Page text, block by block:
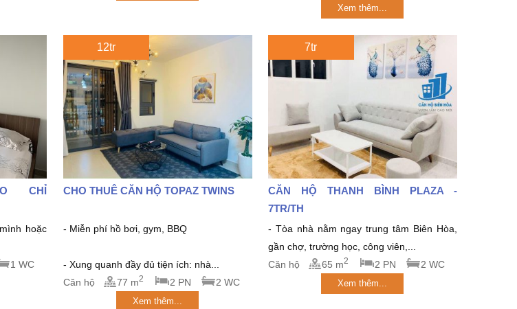
Xem thêm...
CHỈ
hoặc
1 WC
12tr
CHO THUÊ CĂN HỘ TOPAZ TWINS
- Miễn phí hồ bơi, gym, BBQ
- Xung quanh đầy đủ tiện ích: nhà...
Căn hộ
77 m2 2 PN 2 WC
Xem thêm...
7tr
CĂN HỘ THANH BÌNH PLAZA -
7TR/TH
- Tòa nhà nằm ngay trung tâm Biên Hòa,
gần chợ, trường học, công viên,...
Căn hộ
65 m2 2 PN 2 WC
Xem thêm...